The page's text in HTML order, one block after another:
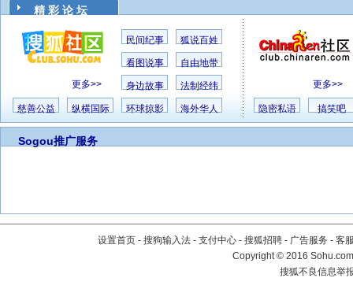
精 彩 论 坛
更多>>
民间纪事 狐说百姓
看图说事 自由地带
身边故事 法制经纬
慈善公益 纵横国际 环球掠影 海外华人
更多>>
隐密私语 搞笑吧
Sogou推广服务
设置首页 - 搜狗输入法 - 支付中心 - 搜狐招聘 - 广告服务 - 客
Copyright©2016
搜狐不良信息举